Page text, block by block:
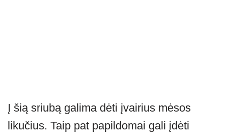
Į šią sriubą galima dėti įvairius mėsos
likučius. Taip pat papildomai gali įdėti